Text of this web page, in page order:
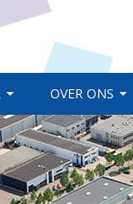
OVER ONS